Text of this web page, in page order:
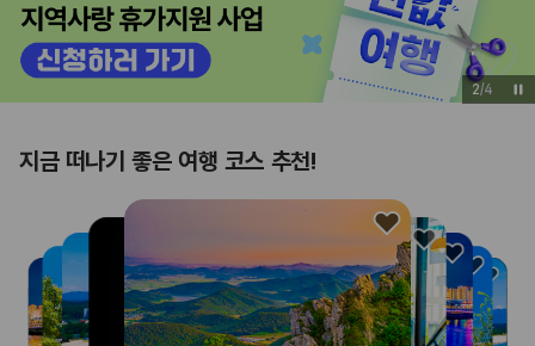
2/4
지금 떠나기 좋은 여행 코스 추천!